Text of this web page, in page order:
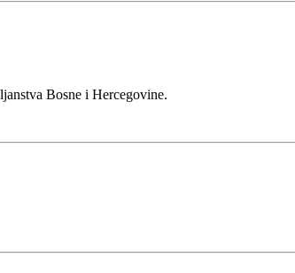
Bosne i Hercegovine.